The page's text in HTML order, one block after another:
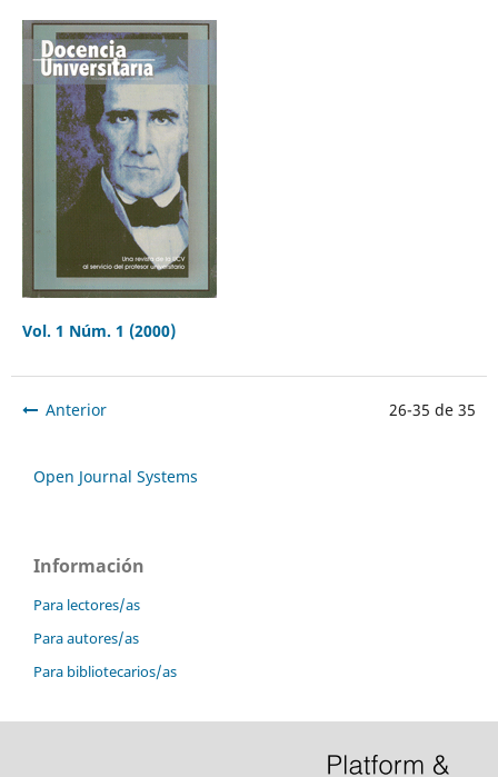
Vol. 1 Núm. 1 (2000)
Anterior 26-35 de 35
Open Journal Systems
Información
Para lectores/as
Para autores/as
Para bibliotecarios/as